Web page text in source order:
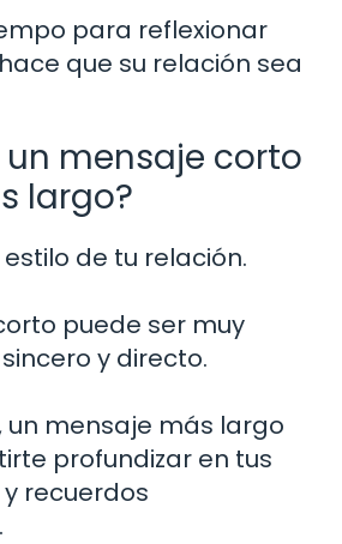
para reflexionar
que su relación sea
un mensaje corto
largo?
de tu relación.
puede ser muy
y directo.
un mensaje más largo
profundizar en tus
recuerdos